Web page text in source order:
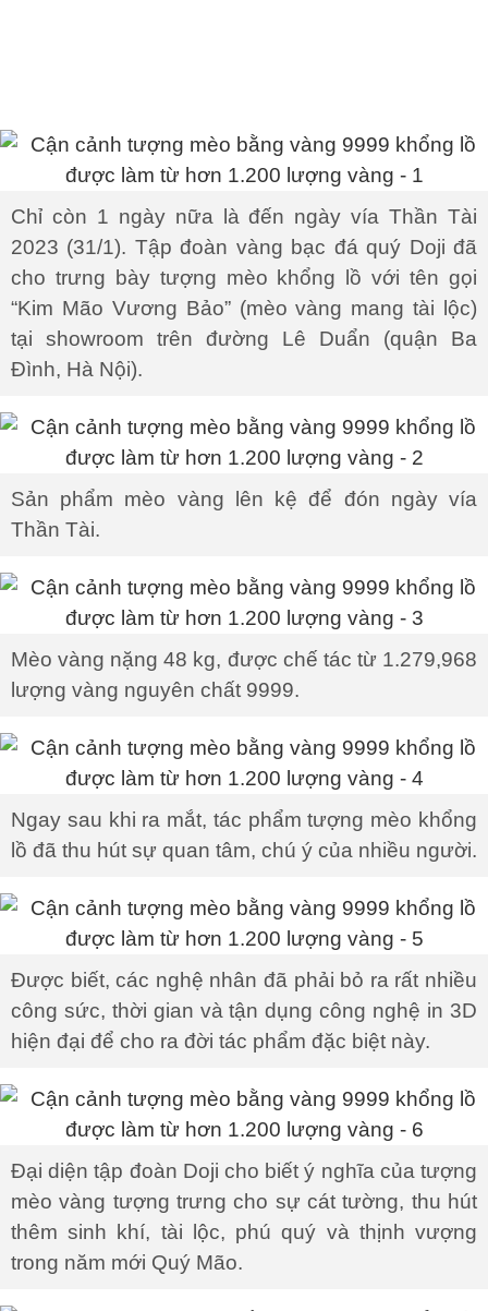
Chỉ còn 1 ngày nữa là đến ngày vía Thần Tài
2023 (31/1). Tập đoàn vàng bạc đá quý Doji đã
cho trưng bày tượng mèo khổng lồ với tên gọi
“Kim Mão Vương Bảo” (mèo vàng mang tài lộc)
tại showroom trên đường Lê Duẩn (quận Ba
Đình, Hà Nội).
Sản phẩm mèo vàng lên kệ để đón ngày vía
Thần Tài.
Mèo vàng nặng 48 kg, được chế tác từ 1.279,968
lượng vàng nguyên chất 9999.
Ngay sau khi ra mắt, tác phẩm tượng mèo khổng
lồ đã thu hút sự quan tâm, chú ý của nhiều người.
Được biết, các nghệ nhân đã phải bỏ ra rất nhiều
công sức, thời gian và tận dụng công nghệ in 3D
hiện đại để cho ra đời tác phẩm đặc biệt này.
Đại diện tập đoàn Doji cho biết ý nghĩa của tượng
mèo vàng tượng trưng cho sự cát tường, thu hút
thêm sinh khí, tài lộc, phú quý và thịnh vượng
trong năm mới Quý Mão.